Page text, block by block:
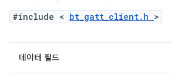
#include < bt_gatt_client.h >
데이터 필드